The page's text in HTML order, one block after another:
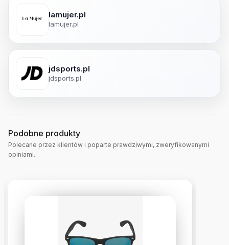
lamujer.pl
lamujer.pl
jdsports.pl
jdsports.pl
Podobne produkty
Polecane przez klientów i poparte prawdziwymi, zweryfikowanymi
opiniami.